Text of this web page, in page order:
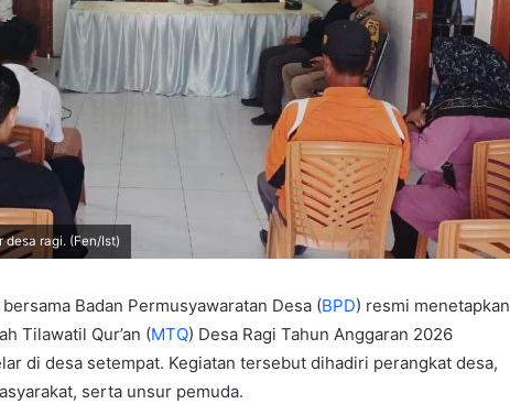
desa ragi. (Fen/Ist)
bersama Badan Permusyawaratan Desa (BPD) resmi menetapkan
Tilawatil Qur’an (MTQ) Desa Ragi Tahun Anggaran 2026
di desa setempat. Kegiatan tersebut dihadiri perangkat desa,
serta unsur pemuda.